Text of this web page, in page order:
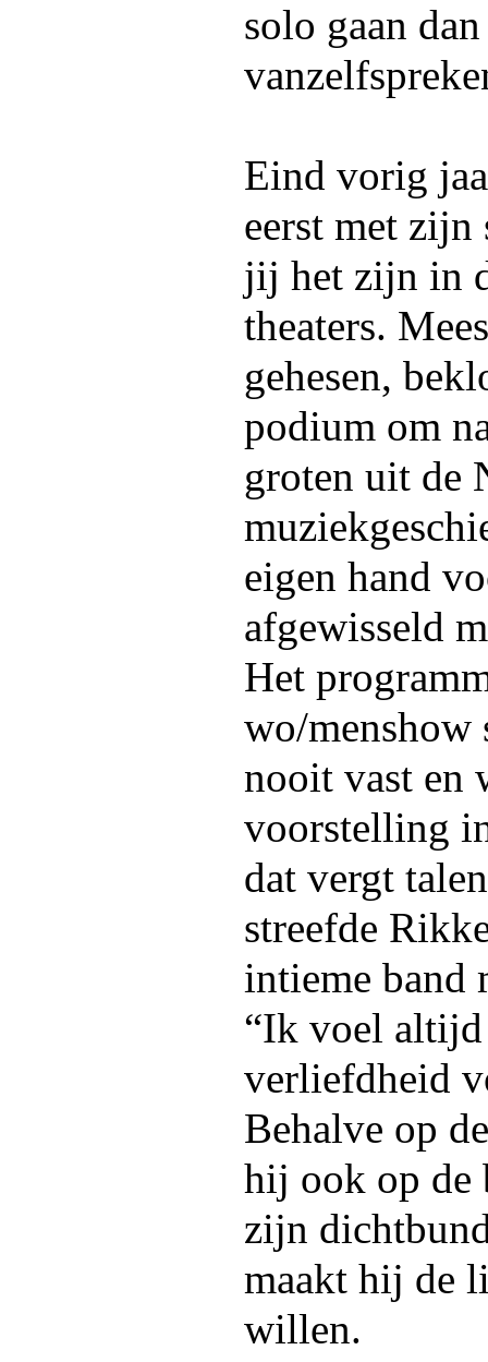
solo gaan
Eind vorig
eerst met
jij het zijn in
theaters.
gehesen,
podium om
groten uit de
eigen hand
afgewisseld
Het
wo/menshow
nooit vast en
voorstelling
dat vergt
streefde
intieme band
“Ik voel altijd
verliefdheid
Behalve op
hij ook op de
zijn
maakt hij de
willen.